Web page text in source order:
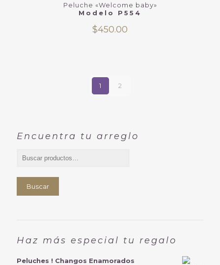
Peluche «Welcome baby»
Modelo P554
$450.00
1 2
Encuentra tu arreglo
Buscar
Haz más especial tu regalo
Peluches ! Changos Enamorados